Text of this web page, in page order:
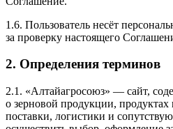
1.6. Пользователь несёт
за проверку настоящего
2. Определения терминов
2.1. «Алтайагросоюз» — сайт,
о зерновой продукции, продуктах
поставки, логистики и